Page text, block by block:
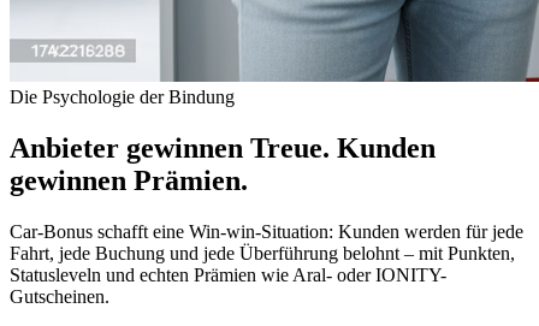
Die Psychologie der Bindung
Anbieter gewinnen Treue. Kunden
gewinnen Prämien.
Car-Bonus schafft eine Win-win-Situation: Kunden werden für jede
Fahrt, jede Buchung und jede Überführung belohnt – mit Punkten,
Statusleveln und echten Prämien wie Aral- oder IONITY-
Gutscheinen.